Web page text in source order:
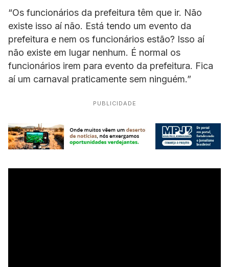
“Os funcionários da prefeitura têm que ir. Não
existe isso aí não. Está tendo um evento da
prefeitura e nem os funcionários estão? Isso aí
não existe em lugar nenhum. É normal os
funcionários irem para evento da prefeitura. Fica
aí um carnaval praticamente sem ninguém.”
PUBLICIDADE